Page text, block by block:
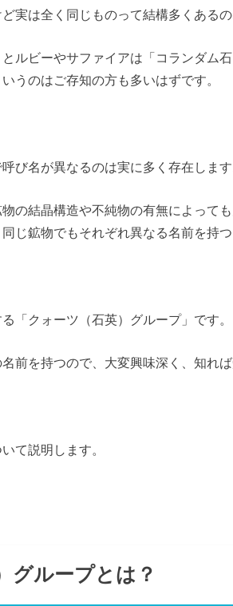
実は全く同じものって結構多くある
ルビーやサファイアは「コランダム
うのはご存知の方も多いはずです。
び名が異なるのは実に多く存在します
の結晶構造や不純物の有無によって
じ鉱物でもそれぞれ異なる名前を持つ
「クォーツ（石英）グループ」です。
前を持つので、大変興味深く、知れ
て説明します。
グループとは？